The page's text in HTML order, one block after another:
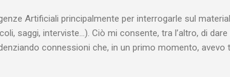
Artificiali principalmente per interrogarle sul
saggi, interviste…). Ciò mi consente, tra l’altro, di
connessioni che, in un primo momento,